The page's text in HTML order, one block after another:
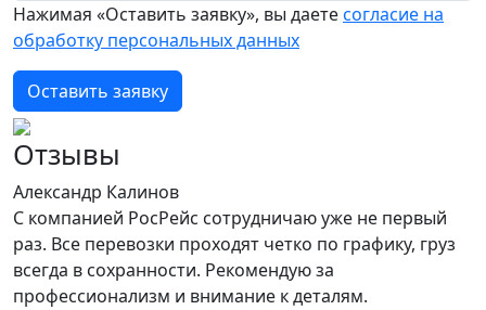
Нажимая «Оставить заявку», вы даетесогласие на
обработку персональных данных
Оставить заявку
Отзывы
Александр Калинов
С компанией РосРейс сотрудничаю уже не первый
раз. Все перевозки проходят четко по графику, груз
всегда в сохранности. Рекомендую за
профессионализм и внимание к деталям.